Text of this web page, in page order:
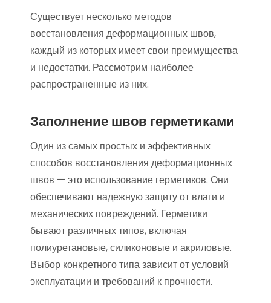
Существует несколько методов
восстановления деформационных швов,
каждый из которых имеет свои преимущества
и недостатки. Рассмотрим наиболее
распространенные из них.
Заполнение швов герметиками
Один из самых простых и эффективных
способов восстановления деформационных
швов — это использование герметиков. Они
обеспечивают надежную защиту от влаги и
механических повреждений. Герметики
бывают различных типов, включая
полиуретановые, силиконовые и акриловые.
Выбор конкретного типа зависит от условий
эксплуатации и требований к прочности.